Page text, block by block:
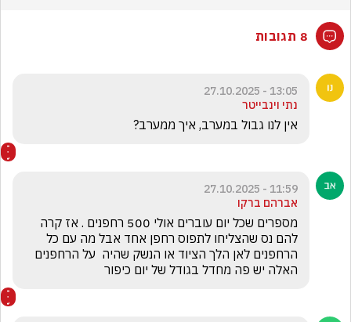
8 תגובות
13:05 - 27.10.2025
נתי וינבייטר
אין לנו גבול במערב, איך ממערב?
11:59 - 27.10.2025
אברהם ברקו
האלה יש פה מחדל בגודל של יום כיפור